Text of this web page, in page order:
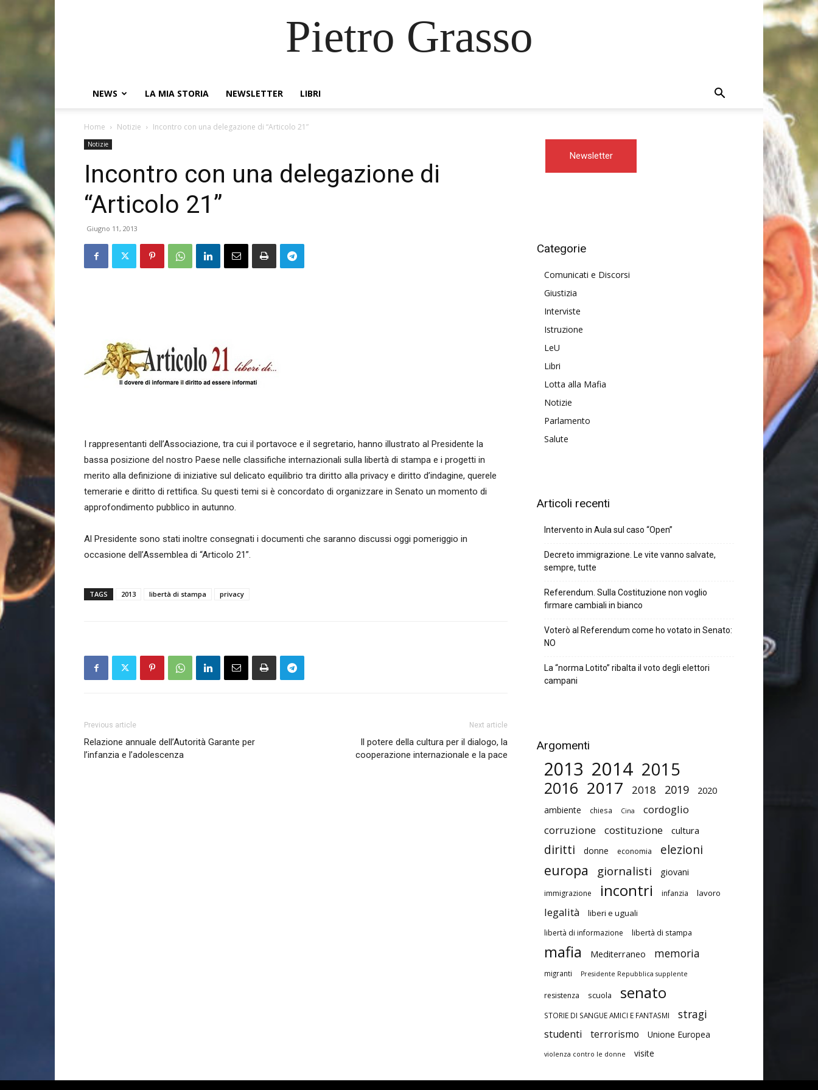
Pietro Grasso
NEWS LA MIA STORIA NEWSLETTER LIBRI
Home Notizie Incontro con una delegazione di “Articolo 21”
Notizie
Incontro con una delegazione di
“Articolo 21”
Giugno 11, 2013
I rappresentanti dell’Associazione, tra cui il portavoce e il segretario, hanno illustrato al Presidente la
bassa posizione del nostro Paese nelle classifiche internazionali sulla libertà di stampa e i progetti in
merito alla definizione di iniziative sul delicato equilibrio tra diritto alla privacy e diritto d’indagine, querele
temerarie e diritto di rettifica. Su questi temi si è concordato di organizzare in Senato un momento di
approfondimento pubblico in autunno.
Al Presidente sono stati inoltre consegnati i documenti che saranno discussi oggi pomeriggio in
occasione dell’Assemblea di “Articolo 21”.
TAGS 2013 libertà di stampa privacy
Previous article
Relazione annuale dell’Autorità Garante per
l’infanzia e l’adolescenza
Next article
Il potere della cultura per il dialogo, la
cooperazione internazionale e la pace
Newsletter
Categorie
Comunicati e Discorsi
Giustizia
Interviste
Istruzione
LeU
Libri
Lotta alla Mafia
Notizie
Parlamento
Salute
Articoli recenti
Intervento in Aula sul caso “Open”
Decreto immigrazione. Le vite vanno salvate,
sempre, tutte
Referendum. Sulla Costituzione non voglio
firmare cambiali in bianco
Voterò al Referendum come ho votato in Senato:
NO
La “norma Lotito” ribalta il voto degli elettori
campani
Argomenti
2013 2014 2015
2016 2017 2018 2019 2020
ambiente chiesa Cina
cordoglio
corruzione
costituzione cultura
diritti donne economia elezioni
europa giornalisti giovani
immigrazione incontri infanzia lavoro
legalità liberi e uguali
libertà di informazione libertà di stampa
mafia Mediterraneo memoria
migranti Presidente Repubblica supplente
resistenza scuola senato
STORIE DI SANGUE AMICI E FANTASMI stragi
studenti terrorismo Unione Europea
violenza contro le donne visite